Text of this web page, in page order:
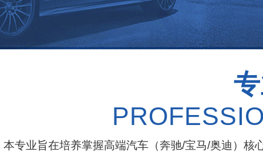
本专业旨在培养掌握高端汽车（奔驰/宝马/奥迪）